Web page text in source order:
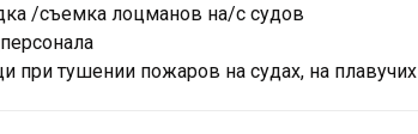
/съемка лоцманов на/с судов
при тушении пожаров на судах, на